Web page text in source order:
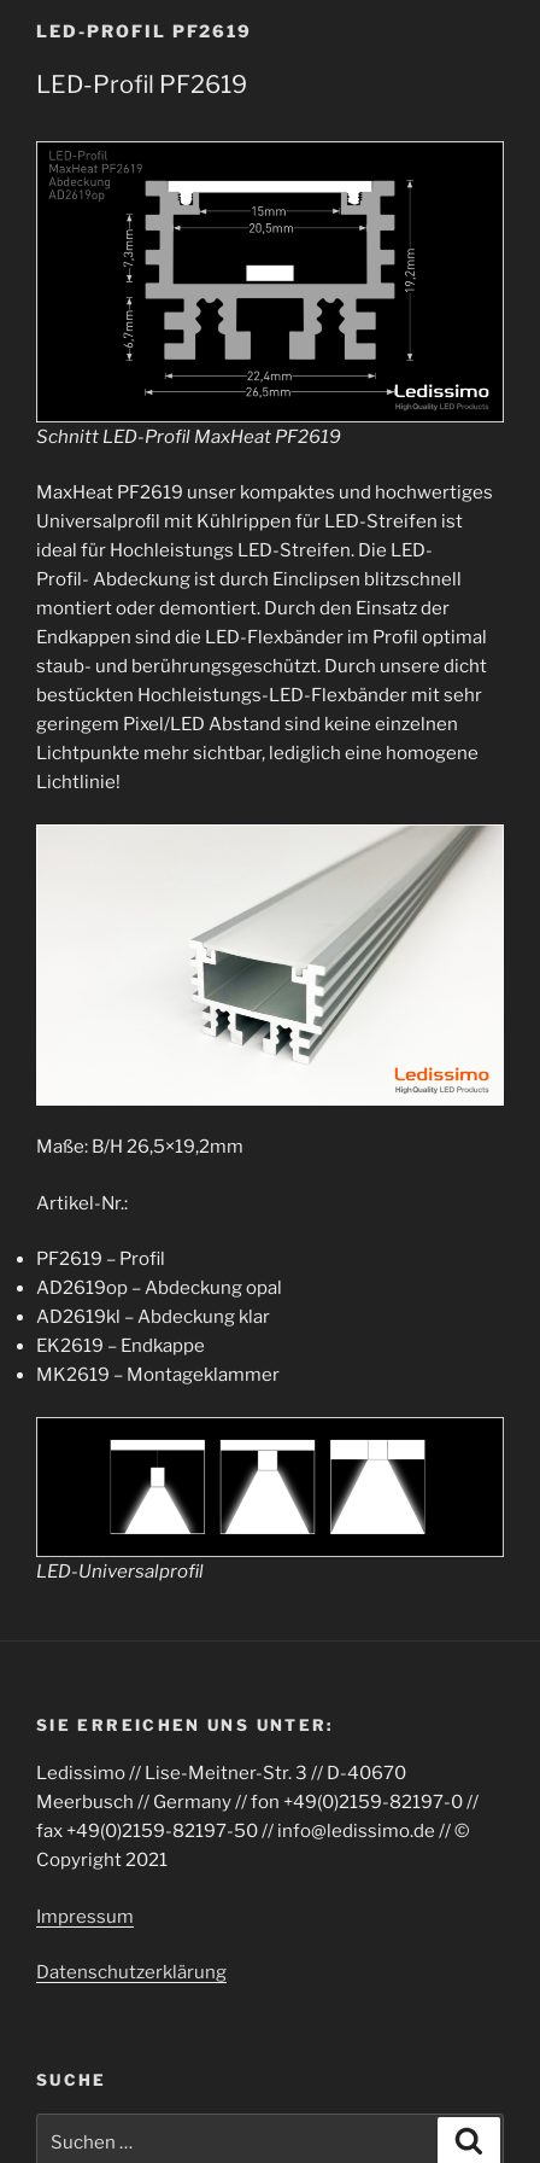
LED-PROFIL PF2619
LED-Profil PF2619
Schnitt LED-Profil MaxHeat PF2619
MaxHeat PF2619 unser kompaktes und hochwertiges
Universalproﬁl mit Kühlrippen für LED-Streifen ist
ideal für Hochleistungs LED-Streifen. Die LED-
Profil- Abdeckung ist durch Einclipsen blitzschnell
montiert oder demontiert. Durch den Einsatz der
Endkappen sind die LED-Flexbänder im Profil optimal
staub- und berührungsgeschützt. Durch unsere dicht
bestückten Hochleistungs-LED-Flexbänder mit sehr
geringem Pixel/LED Abstand sind keine einzelnen
Lichtpunkte mehr sichtbar, lediglich eine homogene
Lichtlinie!
Maße: B/H 26,5×19,2mm
Artikel-Nr.:
PF2619 – Profil
AD2619op – Abdeckung opal
AD2619kl – Abdeckung klar
EK2619 – Endkappe
MK2619 – Montageklammer
LED-Universalprofil
SIE ERREICHEN UNS UNTER:
Ledissimo // Lise-Meitner-Str. 3 // D-40670
Meerbusch // Germany // fon +49(0)2159-82197-0 //
fax +49(0)2159-82197-50 // info@ledissimo.de // ©
Copyright 2021
Impressum
Datenschutzerklärung
SUCHE